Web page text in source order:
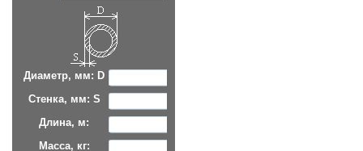
Диаметр, мм: D
Стенка, мм: S
Длина, м:
Масса, кг: